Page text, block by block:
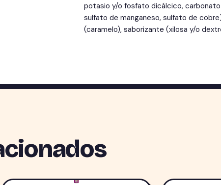
potasio y/o fosfato dicálcico,
sulfato de manganeso, sulfato de
(caramelo), saborizante (xilosa y/o